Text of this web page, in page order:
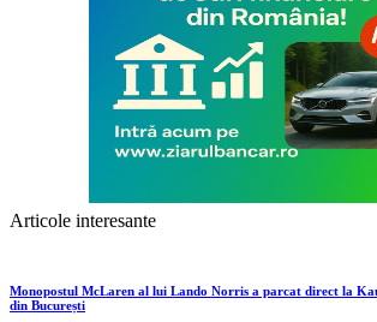
Articole interesante
Monopostul McLaren al lui Lando Norris a parcat direct la
din București